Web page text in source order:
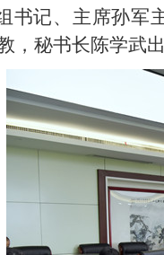
书记、主席孙军
，秘书长陈学武